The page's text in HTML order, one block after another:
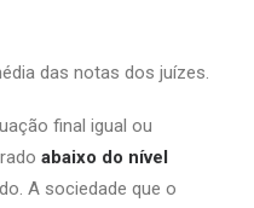
das notas dos juízes.
final igual ou
abaixo do nível
A sociedade que o